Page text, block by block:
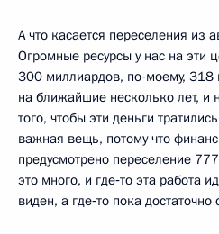
А что касается переселения из
Огромные ресурсы у нас на эти
300 миллиардов, по‑моему, 318
на ближайшие несколько лет, и
того, чтобы эти деньги
важная вещь, потому что
предусмотрено переселение
это много, и где‑то эта работа
виден, а где‑то пока